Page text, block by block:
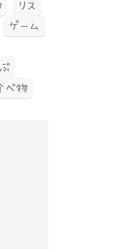
リス
ゲーム
べ物